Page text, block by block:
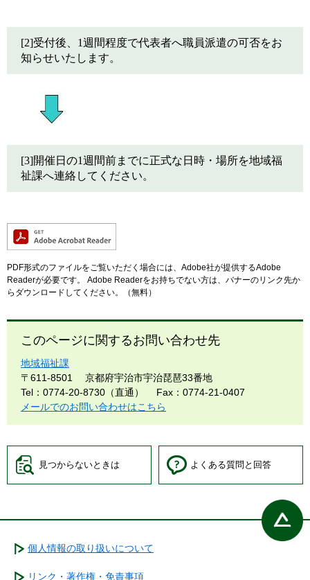
[2]受付後、1週間程度で代表者へ職員派遣の可否をお
知らせいたします。
[3]開催日の1週間前までに正式な日時・場所を地域福
祉課へ連絡してください。
PDF形式のファイルをご覧いただく場合には、Adobe社が提供するAdobe
Readerが必要です。
Adobe Readerをお持ちでない方は、バナーのリンク先か
らダウンロードしてください。（無料）
このページに関するお問い合わせ先
地域福祉課
〒611-8501
京都府宇治市宇治琵琶33番地
Tel：0774-20-8730（直通）
Fax：0774-21-0407
メールでのお問い合わせはこちら
見つからないときは よくある質問と回答
個人情報の取り扱いについて
リンク・著作権・免責事項